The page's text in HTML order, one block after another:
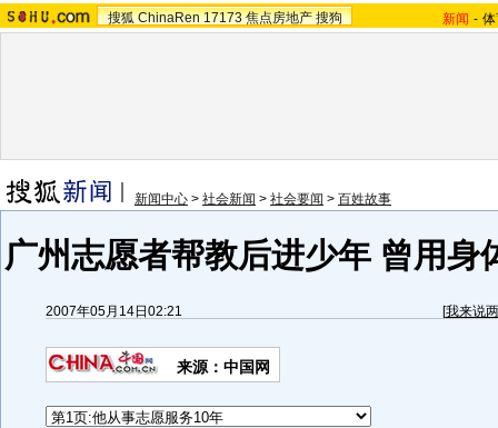
搜狐 ChinaRen 17173 焦点房地产 搜狗 新闻 -
新闻中心 > 社会新闻 > 社会要闻 > 百姓故事
广州志愿者帮教后进少年 曾用身
2007年05月14日02:21 [我来说
来源：中国网